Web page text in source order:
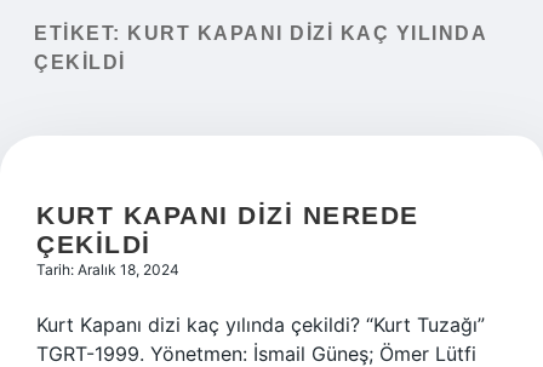
Yasal Uyarı
ETIKET:
KURT KAPANI DIZI KAÇ YILINDA
ÇEKILDI
KURT KAPANI DIZI NEREDE
ÇEKILDI
Tarih: Aralık 18, 2024
Kurt Kapanı dizi kaç yılında çekildi? “Kurt Tuzağı”
TGRT-1999. Yönetmen: İsmail Güneş; Ömer Lütfi